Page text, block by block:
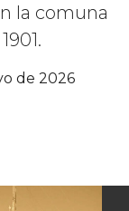
la comuna
de 2026